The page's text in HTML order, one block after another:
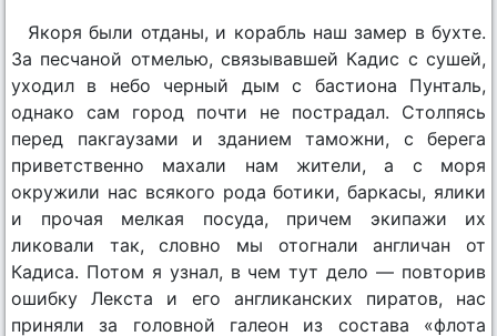
Якоря были отданы, и корабль наш замер в бухте.
За песчаной отмелью, связывавшей Кадис с сушей,
уходил в небо черный дым с бастиона Пунталь,
однако сам город почти не пострадал. Столпясь
перед пакгаузами и зданием таможни, с берега
приветственно махали нам жители, а с моря
окружили нас всякого рода ботики, баркасы, ялики
и прочая мелкая посуда, причем экипажи их
ликовали так, словно мы отогнали англичан от
Кадиса. Потом я узнал, в чем тут дело — повторив
ошибку Лекста и его англиканских пиратов, нас
приняли за головной галеон из состава «флота